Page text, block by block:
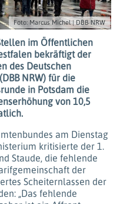
Foto: Marcus Michel | DBB NRW
im Öffentlichen
bekräftigt der
des Deutschen
NRW) für die
in Potsdam die
von 10,5
am Dienstag
kritisierte der 1.
Staude, die fehlende
der
Scheiternlassen der
„Das fehlende